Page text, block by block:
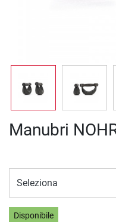
Manubri
Seleziona
Disponibile